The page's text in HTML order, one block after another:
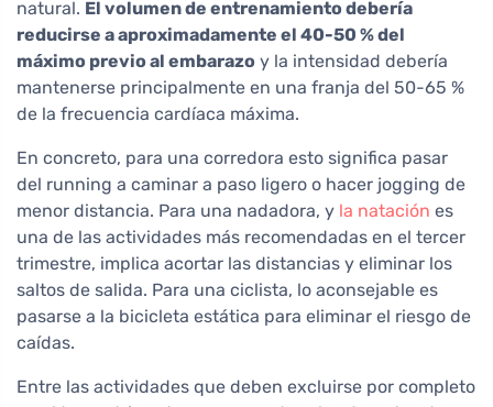
natural. El volumen de entrenamiento debería
reducirse a aproximadamente el 40-50 % del
máximo previo al embarazo y la intensidad debería
mantenerse principalmente en una franja del 50-65 %
de la frecuencia cardíaca máxima.
En concreto, para una corredora esto significa pasar
del running a caminar a paso ligero o hacer jogging de
menor distancia. Para una nadadora, y la natación es
una de las actividades más recomendadas en el tercer
trimestre, implica acortar las distancias y eliminar los
saltos de salida. Para una ciclista, lo aconsejable es
pasarse a la bicicleta estática para eliminar el riesgo de
caídas.
Entre las actividades que deben excluirse por completo